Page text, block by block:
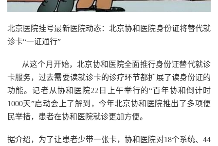
北京医院挂号最新医院动态：北京协和医院身份证将替代就
诊卡“一证通行”
从这个月开始，北京协和医院全面推行身份证替代就诊
卡服务，过去需要读就诊卡的诊疗环节都扩展了读身份证的
功能。记者从协和医院22日上午举行的“百年协和倒计时
1000天”启动会上了解到，今年北京协和医院推出了多项便
民举措，患者在协和医院就诊更加方便。
据介绍，为了让患者少带一张卡，协和医院对18个系统、44